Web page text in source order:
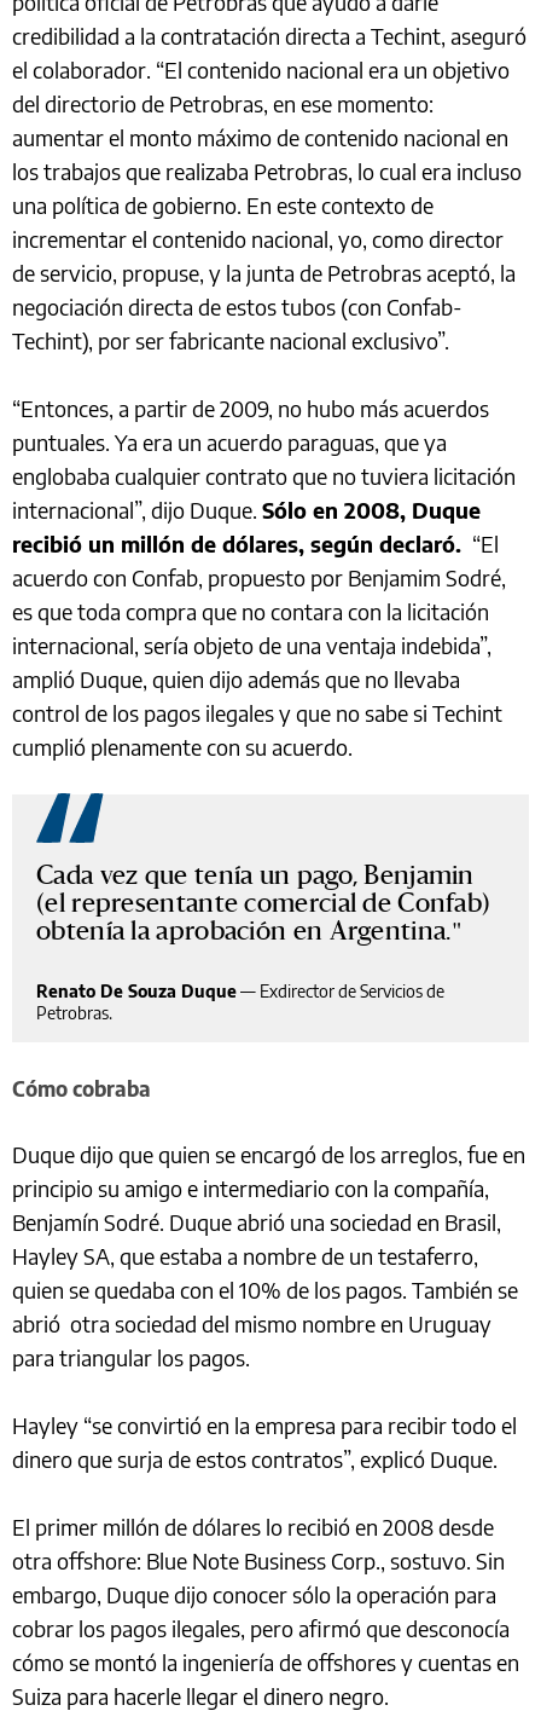
credibilidad a la contratación directa a Techint, aseguró
el colaborador. “El contenido nacional era un objetivo
del directorio de Petrobras, en ese momento:
aumentar el monto máximo de contenido nacional en
los trabajos que realizaba Petrobras, lo cual era incluso
una política de gobierno. En este contexto de
incrementar el contenido nacional, yo, como director
de servicio, propuse, y la junta de Petrobras aceptó, la
negociación directa de estos tubos (con Confab-
Techint), por ser fabricante nacional exclusivo”.
“Entonces, a partir de 2009, no hubo más acuerdos
puntuales. Ya era un acuerdo paraguas, que ya
englobaba cualquier contrato que no tuviera licitación
internacional”, dijo Duque. Sólo en 2008, Duque
recibió un millón de dólares, según declaró. “El
acuerdo con Confab, propuesto por Benjamim Sodré,
es que toda compra que no contara con la licitación
internacional, sería objeto de una ventaja indebida”,
amplió Duque, quien dijo además que no llevaba
control de los pagos ilegales y que no sabe si Techint
cumplió plenamente con su acuerdo.
Cada vez que tenía un pago, Benjamin
(el representante comercial de Confab)
obtenía la aprobación en Argentina.
Renato De Souza Duque— Exdirector de Servicios de
Petrobras.
Cómo cobraba
Duque dijo que quien se encargó de los arreglos, fue en
principio su amigo e intermediario con la compañía,
Benjamín Sodré. Duque abrió una sociedad en Brasil,
Hayley SA, que estaba a nombre de un testaferro,
quien se quedaba con el 10% de los pagos. También se
abrió otra sociedad del mismo nombre en Uruguay
para triangular los pagos.
Hayley “se convirtió en la empresa para recibir todo el
dinero que surja de estos contratos”, explicó Duque.
El primer millón de dólares lo recibió en 2008 desde
otra offshore: Blue Note Business Corp., sostuvo. Sin
embargo, Duque dijo conocer sólo la operación para
cobrar los pagos ilegales, pero afirmó que desconocía
cómo se montó la ingeniería de offshores y cuentas en
Suiza para hacerle llegar el dinero negro.